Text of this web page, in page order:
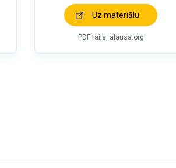
Uz materiālu
PDF fails, alausa.org